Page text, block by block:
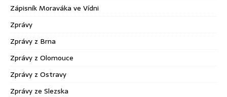
Zápisník Moraváka ve Vídni
Zprávy
Zprávy z Brna
Zprávy z Olomouce
Zprávy z Ostravy
Zprávy ze Slezska